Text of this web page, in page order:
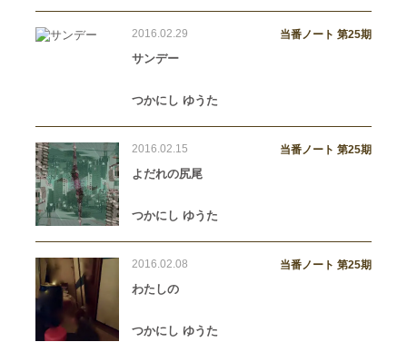
2016.02.29 当番ノート 第25期
サンデー
つかにし ゆうた
2016.02.15 当番ノート 第25期
よだれの尻尾
つかにし ゆうた
2016.02.08 当番ノート 第25期
わたしの
つかにし ゆうた